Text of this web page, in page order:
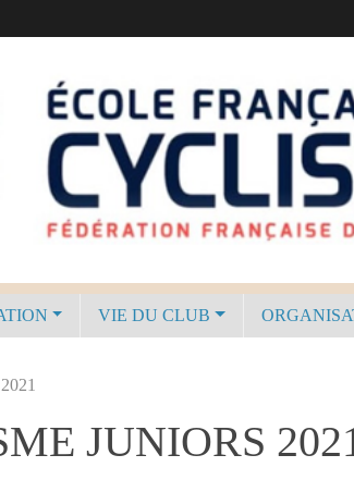
VIE DU CLUB
JUNIORS